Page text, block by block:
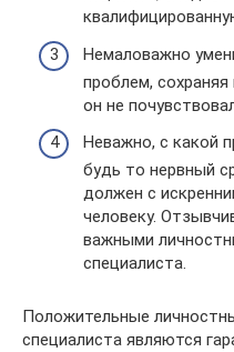
Немаловажно
проблем,
он не
Неважно, с какой
будь то нервный
должен с
человеку.
важными
специалиста.
Положительные
специалиста являются